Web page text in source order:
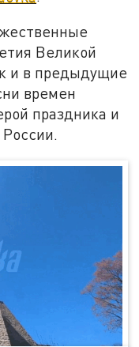
Великой
и в предыдущие
времен
праздника и